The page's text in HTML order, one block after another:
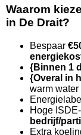
Waarom
in De Drait?
Bespaar
{Binnen 1
{Overal in
warm
Hoge
bedrijf/
Extra